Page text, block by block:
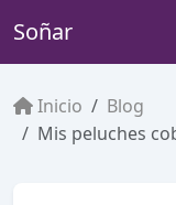
Soñar
Inicio
Blog
Mis peluches